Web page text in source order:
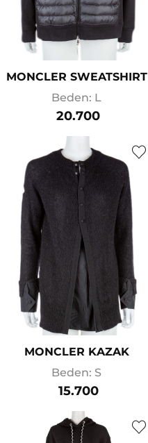
MONCLER SWEATSHIRT
Beden: L
20.700
MONCLER KAZAK
Beden: S
15.700